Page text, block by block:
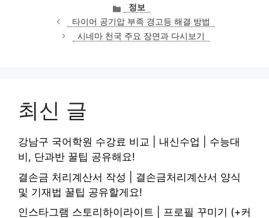
카
테
고
리
정보
타이어 공기압 부족 경고등 해결 방법
시네마 천국 주요 장면과 다시보기
최신 글
강남구 국어학원 수강료 비교 | 내신수업 | 수능대
비, 단과반 꿀팁 공유해요!
결손금 처리계산서 작성 | 결손금처리계산서 양식
및 기재법 꿀팁 공유할게요!
인스타그램 스토리하이라이트 | 프로필 꾸미기 (+커